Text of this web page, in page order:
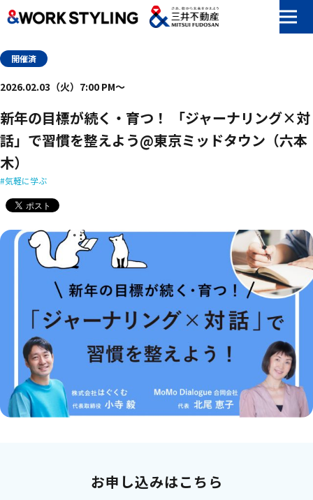
開催済
2026.02.03（火）7:00 PM〜
新年の​目標が​続く​・育つ！​ ​「ジャーナリング×対
話」で​習慣を​整えよう@東京ミッドタウン​（六本
木）
気軽に学ぶ
お申し込みはこちら